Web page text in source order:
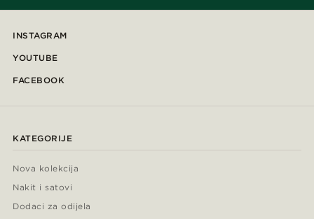
INSTAGRAM
YOUTUBE
FACEBOOK
KATEGORIJE
Nova kolekcija
Nakit i satovi
Dodaci za odijela